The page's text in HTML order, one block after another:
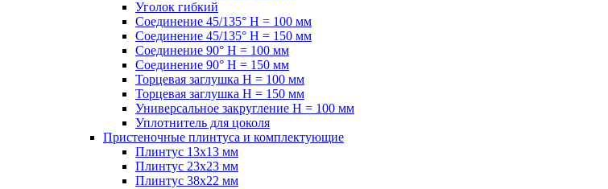
Уголок гибкий
Соединение 45/135° H = 100 мм
Соединение 45/135° H = 150 мм
Соединение 90° H = 100 мм
Соединение 90° H = 150 мм
Торцевая заглушка H = 100 мм
Торцевая заглушка H = 150 мм
Универсальное закругление H = 100 мм
Уплотнитель для цоколя
Пристеночные плинтуса и комплектующие
Плинтус 13х13 мм
Плинтус 23х23 мм
Плинтус 38х22 мм